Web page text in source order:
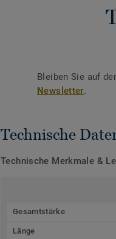
Bleiben Sie auf
Newsletter.
Technische
Technische Merkmale &
Gesamtstärke
Länge